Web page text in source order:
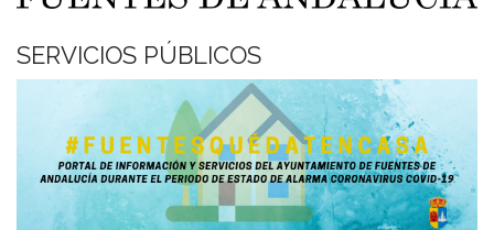
SERVICIOS PÚBLICOS